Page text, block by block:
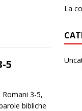
5
3-5,
bibliche
La